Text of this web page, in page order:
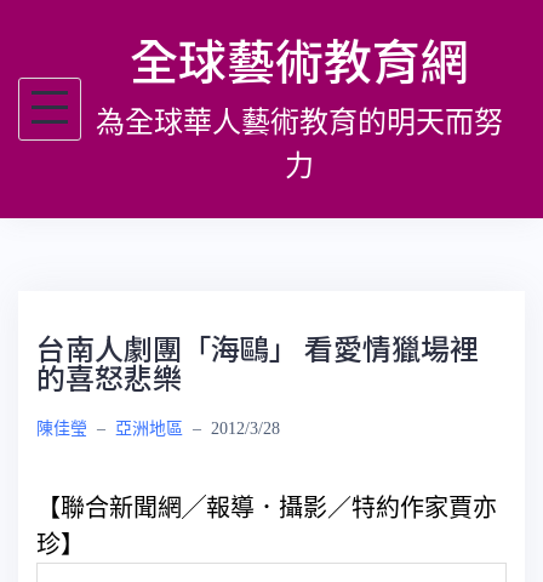
主
全球藝術教育網
為全球華人藝術教育的明天而努
力
台南人劇團「海鷗」 看愛情獵場裡
的喜怒悲樂
陳佳瑩 – 亞洲地區 – 2012/3/28
【聯合新聞網╱報導．攝影／特約作家賈亦
珍】